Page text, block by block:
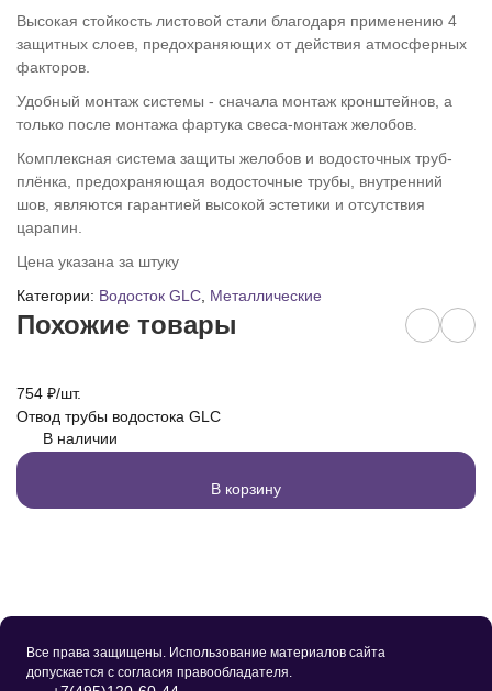
Высокая стойкость листовой стали благодаря применению 4
защитных слоев, предохраняющих от действия атмосферных
факторов.
Удобный монтаж системы - сначала монтаж кронштейнов, а
только после монтажа фартука свеса-монтаж желобов.
Комплексная система защиты желобов и водосточных труб-
плёнка, предохраняющая водосточные трубы, внутренний
шов, являются гарантией высокой эстетики и отсутствия
царапин.
Цена указана за штуку
Категории: Водосток GLC Металлические
Похожие товары
754 ₽/шт.
Отвод трубы водостока GLC
В наличии
В корзину
Все права защищены. Использование материалов сайта
допускается с согласия правообладателя.